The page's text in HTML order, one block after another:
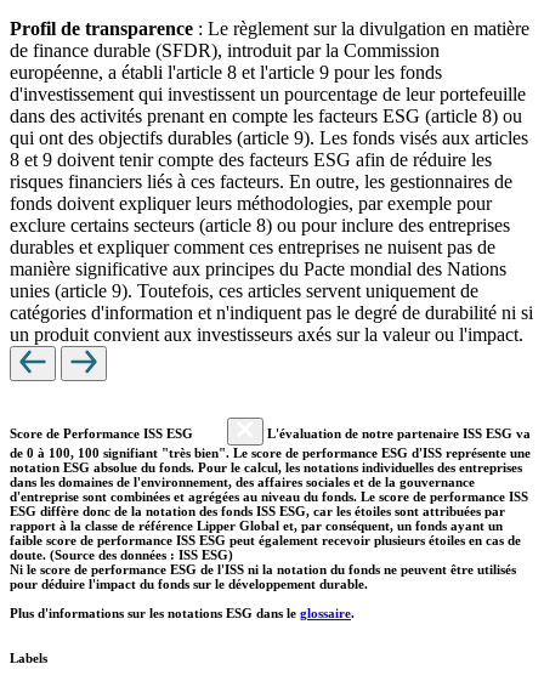
Profil de transparence : Le règlement sur la divulgation en matière
de finance durable (SFDR), introduit par la Commission
européenne, a établi l'article 8 et l'article 9 pour les fonds
d'investissement qui investissent un pourcentage de leur portefeuille
dans des activités prenant en compte les facteurs ESG (article 8) ou
qui ont des objectifs durables (article 9). Les fonds visés aux articles
8 et 9 doivent tenir compte des facteurs ESG afin de réduire les
risques financiers liés à ces facteurs. En outre, les gestionnaires de
fonds doivent expliquer leurs méthodologies, par exemple pour
exclure certains secteurs (article 8) ou pour inclure des entreprises
durables et expliquer comment ces entreprises ne nuisent pas de
manière significative aux principes du Pacte mondial des Nations
unies (article 9). Toutefois, ces articles servent uniquement de
catégories d'information et n'indiquent pas le degré de durabilité ni si
un produit convient aux investisseurs axés sur la valeur ou l'impact.
Score de Performance ISS ESG
L'évaluation de notre partenaire ISS ESG va
de 0 à 100, 100 signifiant "très bien". Le score de performance ESG d'ISS représente une
notation ESG absolue du fonds. Pour le calcul, les notations individuelles des entreprises
dans les domaines de l'environnement, des affaires sociales et de la gouvernance
d'entreprise sont combinées et agrégées au niveau du fonds. Le score de performance ISS
ESG diffère donc de la notation des fonds ISS ESG, car les étoiles sont attribuées par
rapport à la classe de référence Lipper Global et, par conséquent, un fonds ayant un
faible score de performance ISS ESG peut également recevoir plusieurs étoiles en cas de
doute. (Source des données : ISS ESG)
Ni le score de performance ESG de l'ISS ni la notation du fonds ne peuvent être utilisés
pour déduire l'impact du fonds sur le développement durable.
Plus d'informations sur les notations ESG dans le glossaire.
Labels